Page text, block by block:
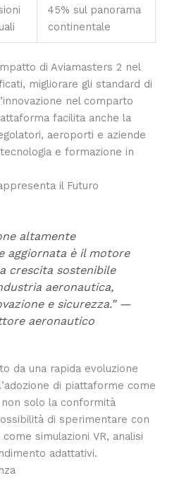
45% sul panorama
continentale
di Aviamasters 2 nel
migliorare gli standard di
nel comparto
facilita anche la
aeroporti e aziende
e formazione in
il Futuro
altamente
aggiornata è il motore
crescita sostenibile
aeronautica,
e sicurezza.” —
aeronautico
da una rapida evoluzione
di piattaforme come
solo la conformità
di sperimentare con
simulazioni VR, analisi
adattativi.